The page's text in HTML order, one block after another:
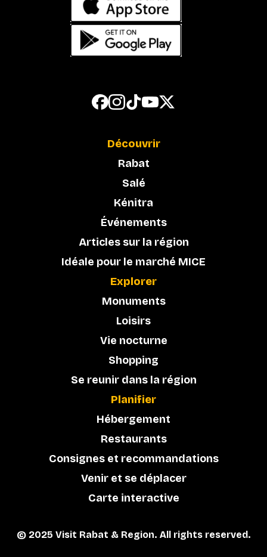
Découvrir
Rabat
Salé
Kénitra
Événements
Articles sur la région
Idéale pour le marché MICE
Explorer
Monuments
Loisirs
Vie nocturne
Shopping
Se reunir dans la région
Planifier
Hébergement
Restaurants
Consignes et recommandations
Venir et se déplacer
Carte interactive
© 2025 Visit Rabat & Region. All rights reserved.